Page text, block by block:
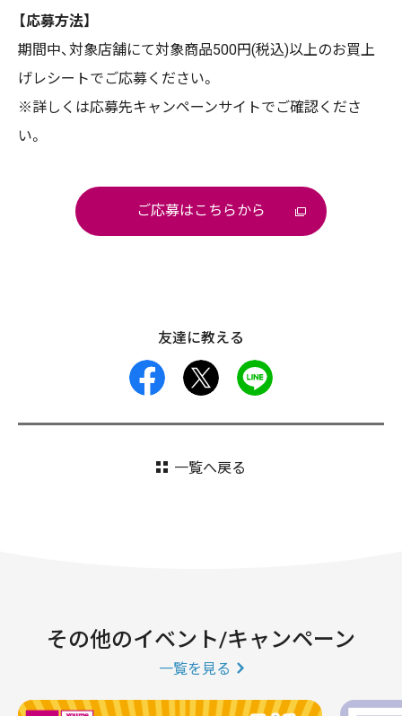
【応募方法】
期間中、対象店舗にて対象商品500円(税込)以上のお買上
げレシートでご応募ください。
※詳しくは応募先キャンペーンサイトでご確認くださ
い。
ご応募はこちらから
友達に教える
facebook
一覧へ戻る
その他のイベント/キャンペーン
一覧を見る